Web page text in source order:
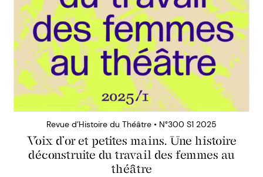
Revue d’Histoire du Théâtre • N°300 S1 2025
Voix d’or et petites mains. Une histoire
déconstruite du travail des femmes au
théâtre